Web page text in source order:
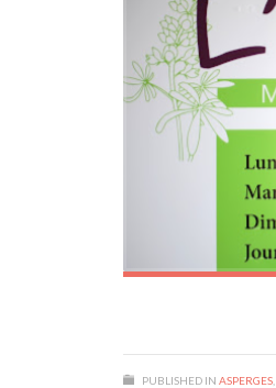
PUBLISHED IN ASPERGES